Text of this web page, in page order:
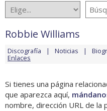
Robbie Williams
Discografía Noticias
Enlaces
Si tienes una página
que aparezca aquí,
nombre, dirección URL de la